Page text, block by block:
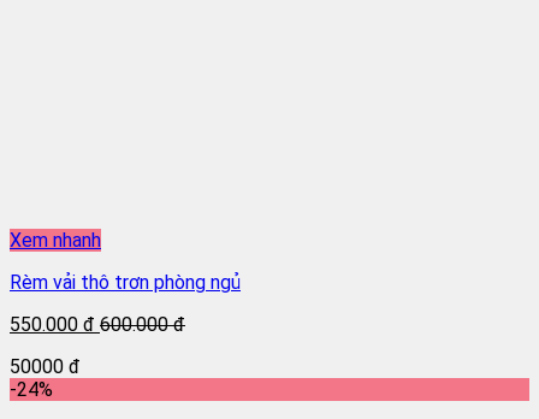
Xem nhanh
Rèm vải thô trơn phòng ngủ
550.000 đ 600.000 đ
50000 đ
-24%